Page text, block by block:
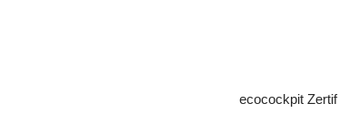
ecocockpit